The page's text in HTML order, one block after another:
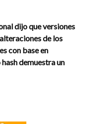
dijo que versiones
de los
con base en
demuestra un